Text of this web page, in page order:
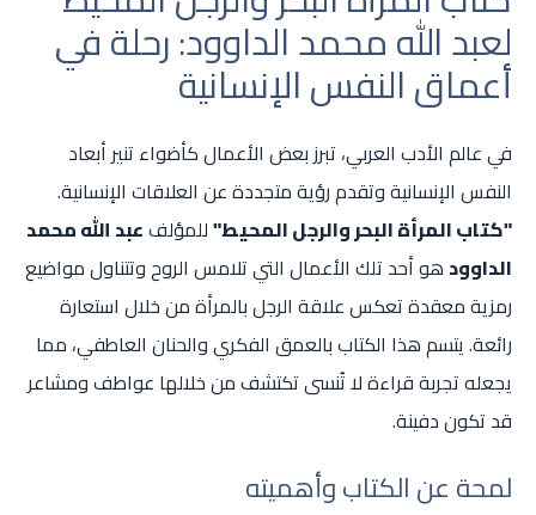
لعبد الله محمد الداوود: رحلة في
أعماق النفس الإنسانية
في عالم الأدب العربي، تبرز بعض الأعمال كأضواء تنير أبعاد
النفس الإنسانية وتقدم رؤية متجددة عن العلاقات الإنسانية.
"كتاب المرأة البحر والرجل المحيط"للمؤلفعبد الله محمد
الداوود هو أحد تلك الأعمال التي تلامس الروح وتتناول مواضيع
رمزية معقدة تعكس علاقة الرجل بالمرأة من خلال استعارة
رائعة. يتسم هذا الكتاب بالعمق الفكري والحنان العاطفي، مما
يجعله تجربة قراءة لا تُنسى تكتشف من خلالها عواطف ومشاعر
قد تكون دفينة.
لمحة عن الكتاب وأهميته